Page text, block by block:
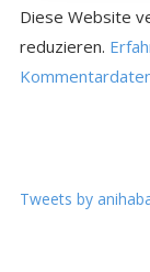
Diese Website
reduzieren.
Tweets by